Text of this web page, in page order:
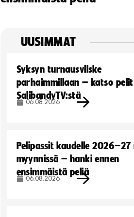
UUSIMMAT
Syksyn turnausvilske
parhaimmillaan – katso pelit
SalibandyTV:stä
06.08.2026
Pelipassit kaudelle
myynnissä – hanki ennen
ensimmäistä peliä
06.08.2026